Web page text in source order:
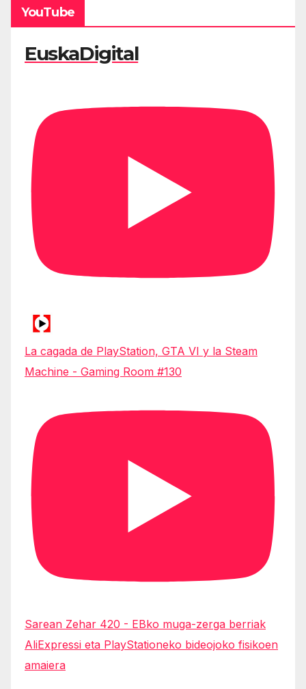
YouTube
EuskaDigital
La cagada de PlayStation, GTA VI y la Steam
Machine - Gaming Room #130
Sarean Zehar 420 - EBko muga-zerga berriak
AliExpressi eta PlayStationeko bideojoko fisikoen
amaiera